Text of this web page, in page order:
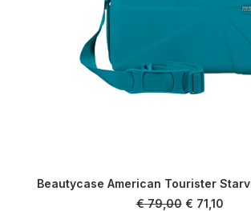
Beautycase American Tourister
€79,00 Le
€ 71,10Le